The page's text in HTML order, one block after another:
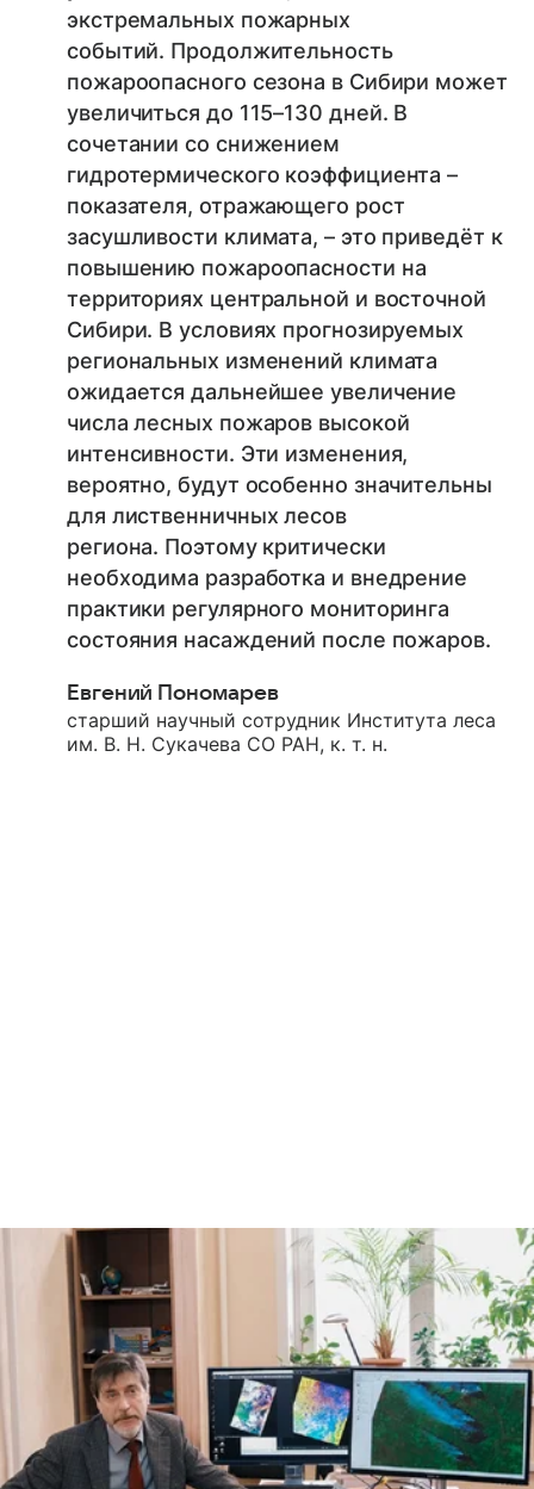
экстремальных пожарных
событий. Продолжительность
пожароопасного сезона в Сибири может
увеличиться до 115–130 дней. В
сочетании со снижением
гидротермического коэффициента –
показателя, отражающего рост
засушливости климата, – это приведёт к
повышению пожароопасности на
территориях центральной и восточной
Сибири. В условиях прогнозируемых
региональных изменений климата
ожидается дальнейшее увеличение
числа лесных пожаров высокой
интенсивности. Эти изменения,
вероятно, будут особенно значительны
для лиственничных лесов
региона. Поэтому критически
необходима разработка и внедрение
практики регулярного мониторинга
состояния насаждений после пожаров.
Евгений Пономарев
старший научный сотрудник Института леса
им. В. Н. Сукачева СО РАН, к. т. н.